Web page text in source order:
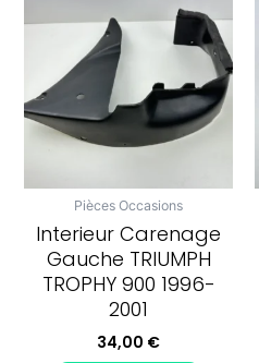
Pièces Occasions
Interieur Carenage
Gauche TRIUMPH
TROPHY 900 1996-
2001
34,00 €